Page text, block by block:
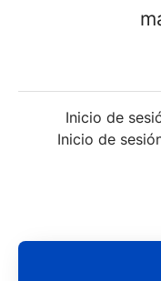
Inicio de
Inicio de